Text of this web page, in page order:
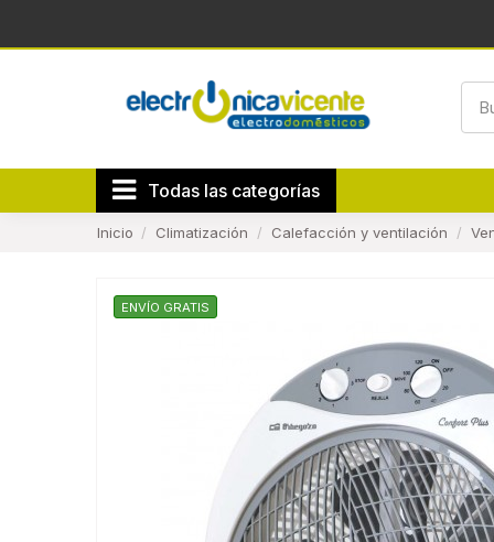
Todas las categorías
Inicio Climatización Calefacción y ventilación
ENVÍO GRATIS